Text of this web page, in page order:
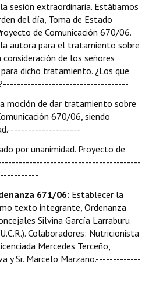
sesión extraordinaria. Estábamos
del día, Toma de Estado
de Comunicación 670/06.
autora para el tratamiento sobre
de los señores
dicho tratamiento. ¿Los que
moción de dar tratamiento sobre
670/06, siendo
por unanimidad. Proyecto de
671/06: Establecer la
texto integrante, Ordenanza
Silvina García Larraburu
Colaboradores: Nutricionista
Mercedes Terceño,
y Sr. Marcelo Marzano.-------------